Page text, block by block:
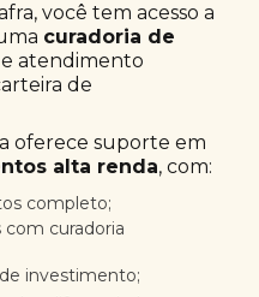
você tem acesso a
curadoria de
e atendimento
de
oferece suporte em
alta renda, com:
completo;
com curadoria
investimento;